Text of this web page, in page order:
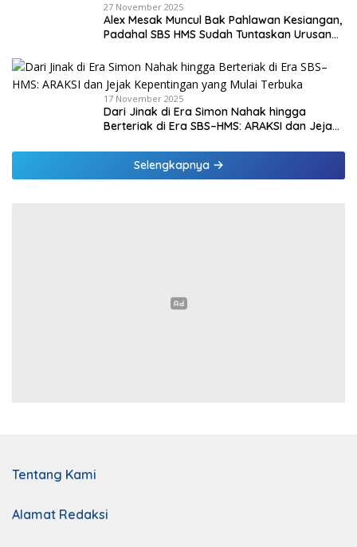
27 November 2025
Alex Mesak Muncul Bak Pahlawan Kesiangan,
Padahal SBS HMS Sudah Tuntaskan Urusan
17 November 2025
Dari Jinak di Era Simon Nahak hingga
Berteriak di Era SBS–HMS: ARAKSI dan Jejak
Selengkapnya
Tentang Kami
Alamat Redaksi